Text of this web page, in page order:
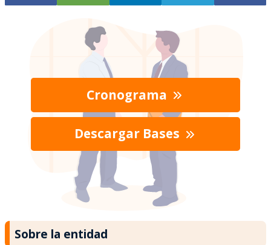
Cronograma
Descargar Bases
Sobre la entidad